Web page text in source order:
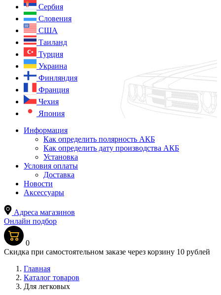
Сербия
Словения
США
Таиланд
Турция
Украина
Финляндия
Франция
Чехия
Япония
Информация
Как определить полярность АКБ
Как определить дату производства АКБ
Установка
Условия оплаты
Доставка
Новости
Аксессуары
Адреса магазинов
Онлайн подбор
0
Скидка при самостоятельном заказе через корзину 10 рублей
Главная
Каталог товаров
Для легковых